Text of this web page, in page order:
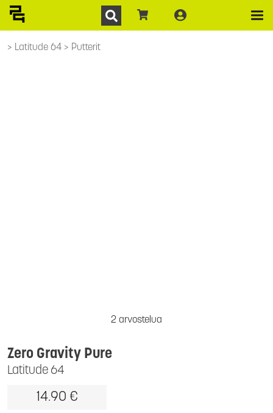
Latitude 64 Putterit
2 arvostelua
Latitude 64
Zero Gravity Pure
14.90 €